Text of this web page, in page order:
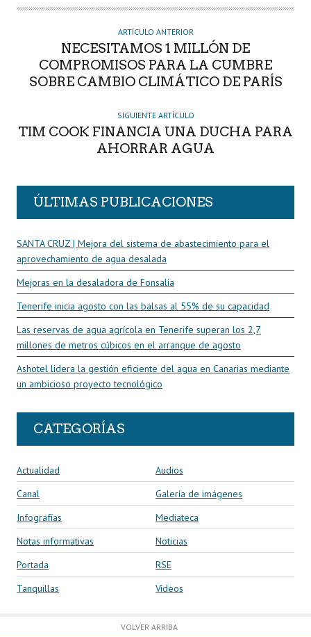
ARTÍCULO ANTERIOR
NECESITAMOS 1 MILLÓN DE
COMPROMISOS PARA LA CUMBRE
SOBRE CAMBIO CLIMÁTICO DE PARÍS
SIGUIENTE ARTÍCULO
TIM COOK FINANCIA UNA DUCHA PARA
AHORRAR AGUA
ÚLTIMAS PUBLICACIONES
SANTA CRUZ | Mejora del sistema de abastecimiento para el
aprovechamiento de agua desalada
Mejoras en la desaladora de Fonsalía
Tenerife inicia agosto con las balsas al 55% de su capacidad
Las reservas de agua agrícola en Tenerife superan los 2,7
millones de metros cúbicos en el arranque de agosto
Ashotel lidera la gestión eficiente del agua en Canarias mediante
un ambicioso proyecto tecnológico
CATEGORÍAS
Actualidad
Audios
Canal
Galería de imágenes
Infografías
Mediateca
Notas informativas
Noticias
Portada
RSE
Tanquillas
Vídeos
VOLVER ARRIBA